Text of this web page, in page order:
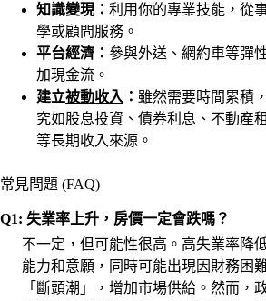
知識變現： 利用你的專業技能，從
學或顧問服務。
平台經濟： 參與外送、網約車等彈
加現金流。
建立被動收入 ： 雖然需要時間累積
究如股息投資、債券利息、不動產租
等長期收入來源。
常見問題 (FAQ)
Q1: 失業率上升，房價一定會跌嗎？
不一定，但可能性很高。高失業率降
能力和意願，同時可能出現因財務困
「斷頭潮」，增加市場供給。然而，